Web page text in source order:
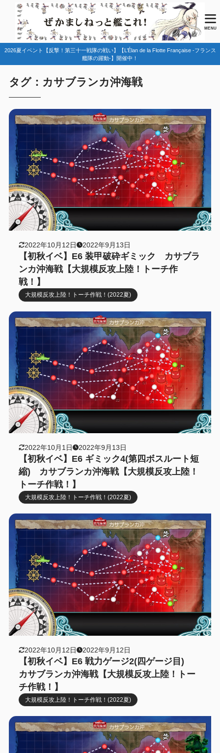
MENU
2026夏イベント【反撃！第三十一戦隊の戦い】【L’Élan de la Flotte Française -フランス
艦隊の躍動-】開催中！
タグ：カサブランカ沖海戦
2022年10月12日 2022年9月13日
【初秋イベ】E6 装甲破砕ギミック カサブラ
ンカ沖海戦【大規模反攻上陸！トーチ作
戦！】
大規模反攻上陸！トーチ作戦！(2022夏)
2022年10月1日 2022年9月13日
【初秋イベ】E6 ギミック4(第四ボスルート短
縮) カサブランカ沖海戦【大規模反攻上陸！
トーチ作戦！】
大規模反攻上陸！トーチ作戦！(2022夏)
2022年10月12日 2022年9月12日
【初秋イベ】E6 戦力ゲージ2(四ゲージ目)
カサブランカ沖海戦【大規模反攻上陸！トー
チ作戦！】
大規模反攻上陸！トーチ作戦！(2022夏)